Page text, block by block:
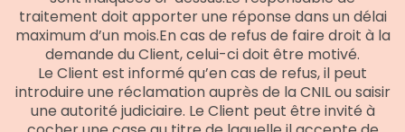
traitement doit apporter une réponse dans un délai
maximum d’un mois.En cas de refus de faire droit à la
demande du Client, celui-ci doit être motivé.
Le Client est informé qu’en cas de refus, il peut
introduire une réclamation auprès de la CNIL ou saisir
une autorité judiciaire. Le Client peut être invité à